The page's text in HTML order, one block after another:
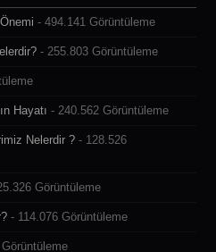
- 494.141 Görüntüleme
- 255.803 Görüntüleme
Hayatı - 240.562 Görüntüleme
Nelerdir ? - 128.526
Görüntüleme
- 114.076 Görüntüleme